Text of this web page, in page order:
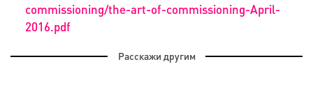
commissioning/the-art-of-commissioning-April-
2016.pdf
Расскажи другим